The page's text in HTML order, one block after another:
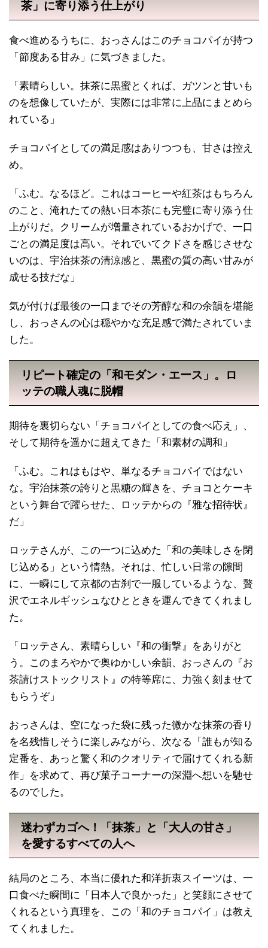
茶」に寄り添う仕上がり
食べ進めるうちに、おっさんはこのチョコパイが持つ
「節度ある甘み」に気づきました。
「素晴らしい。抹茶に黒蜜とくれば、ガツンと甘いも
のを想像していたが、実際には非常に上品にまとめら
れている」
チョコパイとしての満足感はありつつも、甘さは控え
め。
「ふむ。なるほど。これはコーヒーや紅茶はもちろん
のこと、淹れたての熱い日本茶にも完璧に寄り添う仕
上がりだ。クリームが増量されているおかげで、一口
ごとの満足度は高い。それでいてクドさを感じさせな
いのは、宇治抹茶の清涼感と、黒蜜の質の高い甘みが
成せる技だな」
気が付けば最後の一口までその芳醇な和の余韻を堪能
し、おっさんの心は穏やかな充足感で満たされていま
した。
リピート確定の「和モダン・エース」。ロ
ッテの職人魂に脱帽
期待を裏切らない「チョコパイとしての食べ応え」、
そして期待を遥かに超えてきた「和素材の調和」
「ふむ。これはもはや、単なるチョコパイではない
な。宇治抹茶の誇りと黒糖の輝きを、チョコとケーキ
という舞台で躍らせた、ロッテからの『雅な招待状』
だ」
ロッテさんが、この一つに込めた「和の美味しさを閉
じ込める」という情熱。それは、忙しい日常の隙間
に、一瞬にして京都の古刹で一服しているような、贅
沢でエネルギッシュなひとときを運んできてくれまし
た。
「ロッテさん、素晴らしい『和の衝撃』をありがと
う。このまろやかで奥ゆかしい余韻、おっさんの『お
茶請けストックリスト』の特等席に、力強く刻ませて
もらうぞ」
おっさんは、空になった袋に残った微かな抹茶の香り
を名残惜しそうに楽しみながら、次なる「誰もが知る
定番を、あっと驚く和のクオリティで届けてくれる新
作」を求めて、再び菓子コーナーの深淵へ想いを馳せ
るのでした。
迷わずカゴへ！「抹茶」と「大人の甘さ」
を愛するすべての人へ
結局のところ、本当に優れた和洋折衷スイーツは、一
口食べた瞬間に「日本人で良かった」と笑顔にさせて
くれるという真理を、この「和のチョコパイ」は教え
てくれました。